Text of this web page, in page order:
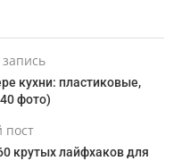
кухни: пластиковые,
фото)
пост
крутых лайфхаков для